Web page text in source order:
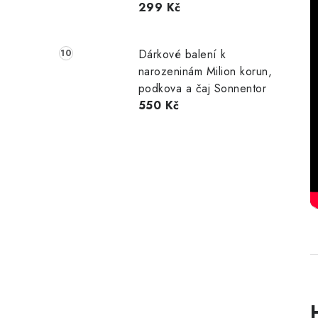
299 Kč
Dárkové balení k
narozeninám Milion korun,
podkova a čaj Sonnentor
550 Kč